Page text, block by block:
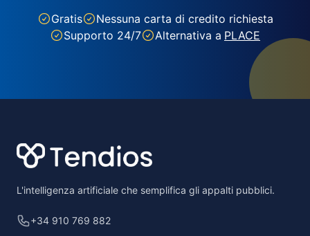
Gratis
Nessuna carta di credito richiesta
Supporto 24/7
Alternativa a PLACE
L'intelligenza artificiale che semplifica gli appalti pubblici.
+34 910 769 882